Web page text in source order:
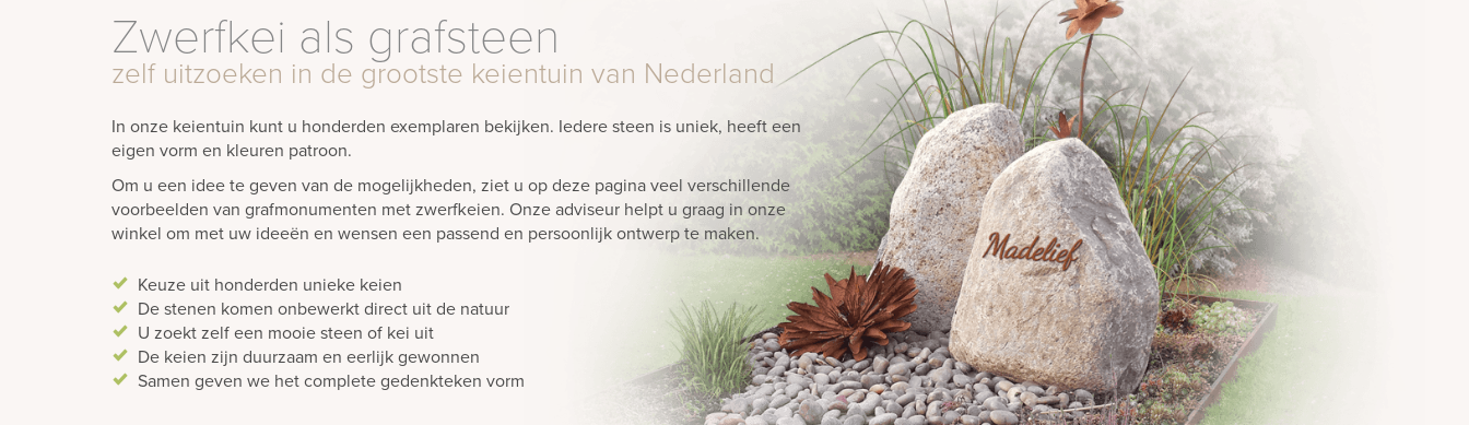
Zwerfkei als grafsteen
zelf uitzoeken in de grootste keientuin van Nederland
In onze keientuin kunt u honderden exemplaren bekijken. Iedere steen is uniek, heeft een
eigen vorm en kleuren patroon.
Om u een idee te geven van de mogelijkheden, ziet u op deze pagina veel verschillende
voorbeelden van grafmonumenten met zwerfkeien. Onze adviseur helpt u graag in onze
winkel om met uw ideeën en wensen een passend en persoonlijk ontwerp te maken.
Keuze uit honderden unieke keien
De stenen komen onbewerkt direct uit de natuur
U zoekt zelf een mooie steen of kei uit
De keien zijn duurzaam en eerlijk gewonnen
Samen geven we het complete gedenkteken vorm